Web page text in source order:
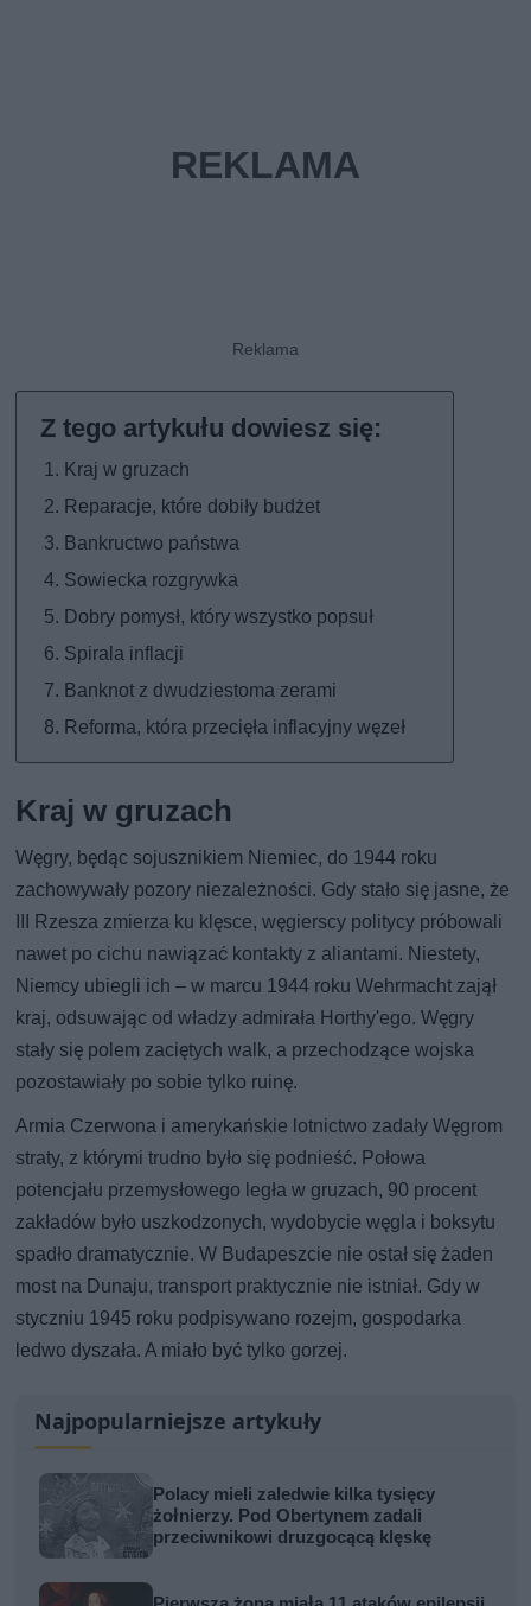
Kraj w gruzach
Reparacje, które dobiły budżet
Bankructwo państwa
Sowiecka rozgrywka
Dobry pomysł, który wszystko popsuł
Spirala inflacji
Banknot z dwudziestoma zerami
Reforma, która przecięła inflacyjny węzeł
Kraj w gruzach
Węgry, będąc sojusznikiem Niemiec, do 1944 roku
zachowywały pozory niezależności. Gdy stało się jasne, że
III Rzesza zmierza ku klęsce, węgierscy politycy próbowali
nawet po cichu nawiązać kontakty z aliantami. Niestety,
Niemcy ubiegli ich – w marcu 1944 roku Wehrmacht zajął
kraj, odsuwając od władzy admirała Horthy'ego. Węgry
stały się polem zaciętych walk, a przechodzące wojska
pozostawiały po sobie tylko ruinę.
Armia Czerwona i amerykańskie lotnictwo zadały Węgrom
straty, z którymi trudno było się podnieść. Połowa
potencjału przemysłowego legła w gruzach, 90 procent
zakładów było uszkodzonych, wydobycie węgla i boksytu
spadło dramatycznie. W Budapeszcie nie ostał się żaden
most na Dunaju, transport praktycznie nie istniał. Gdy w
styczniu 1945 roku podpisywano rozejm, gospodarka
ledwo dyszała. A miało być tylko gorzej.
Najpopularniejsze artykuły
Polacy mieli zaledwie kilka tysięcy
żołnierzy. Pod Obertynem zadali
przeciwnikowi druzgocącą klęskę